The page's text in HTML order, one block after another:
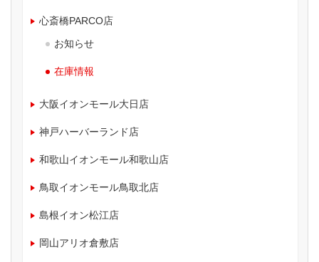
心斎橋PARCO店
お知らせ
在庫情報
大阪イオンモール大日店
神戸ハーバーランド店
和歌山イオンモール和歌山店
鳥取イオンモール鳥取北店
島根イオン松江店
岡山アリオ倉敷店